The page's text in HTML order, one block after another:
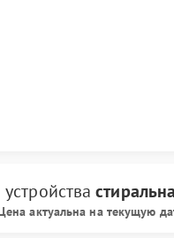
актуальна на текущую